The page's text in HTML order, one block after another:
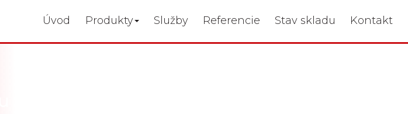
Úvod Produkty Služby Referencie Stav skladu Kontakt